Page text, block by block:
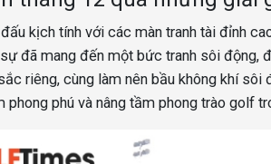
kịch tính với các màn tranh tài đỉnh
đã mang đến một bức tranh sôi
riêng, cùng làm nên bầu không khí
phong phú và nâng tầm phong trào golf